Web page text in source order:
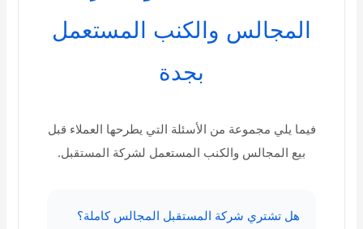
المجالس والكنب المستعمل
بجدة
فيما يلي مجموعة من الأسئلة التي يطرحها العملاء قبل
بيع المجالس والكنب المستعمل لشركة المستقبل.
هل تشتري شركة المستقبل المجالس كاملة؟